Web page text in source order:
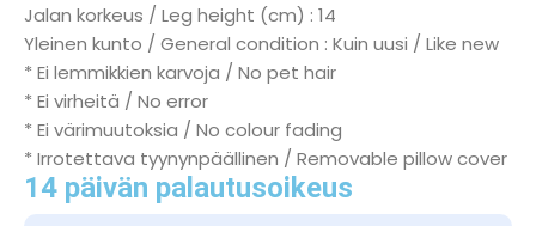
Jalan korkeus / Leg height (cm) : 14
Yleinen kunto / General condition : Kuin uusi / Like new
* Ei lemmikkien karvoja / No pet hair
* Ei virheitä / No error
* Ei värimuutoksia / No colour fading
* Irrotettava tyynynpäällinen / Removable pillow cover
14 päivän palautusoikeus